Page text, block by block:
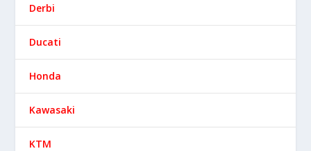
Derbi
Ducati
Honda
Kawasaki
KTM